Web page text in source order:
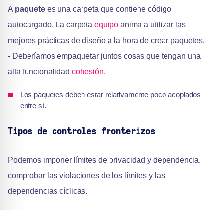
A paquete es una carpeta que contiene código
autocargado. La carpeta equipo anima a utilizar las
mejores prácticas de diseño a la hora de crear paquetes.
- Deberíamos empaquetar juntos cosas que tengan una
alta funcionalidad cohesión,
Los paquetes deben estar relativamente poco acoplados
entre sí.
Tipos de controles fronterizos
Podemos imponer límites de privacidad y dependencia,
comprobar las violaciones de los límites y las
dependencias cíclicas.